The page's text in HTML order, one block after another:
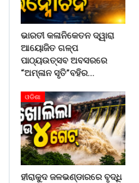
ଭାରତୀ କଳାନିକେତନ ଦ୍ୱାରା
ଆୟୋଜିତ ଗଳ୍ପ
ପାଠ୍ୟଉତ୍ସବ ଅବସରରେ
“ଅମ୍ଳାନ ସୃତି”ବହିର…
ଓଡିଶା
ହୀରାକୁଦ ଜଳଭଣ୍ଡାରରେ ବୃଦ୍ଧି